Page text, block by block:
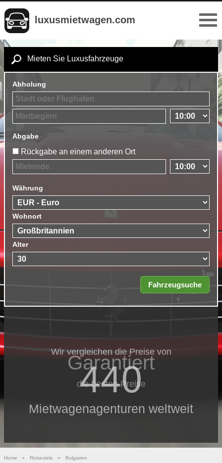
luxusmietwagen.com
Mieten Sie Luxusfahrzeuge
Abholung
Abgabe
Rückgabe an einem anderen Ort
Währung
Wohnort
Alter
Wir vergleichen die Preise von
440
Mietwagenagenturen weltweit
Garantiert
die besten Preise
Home » Reiseziele » Bulgarien